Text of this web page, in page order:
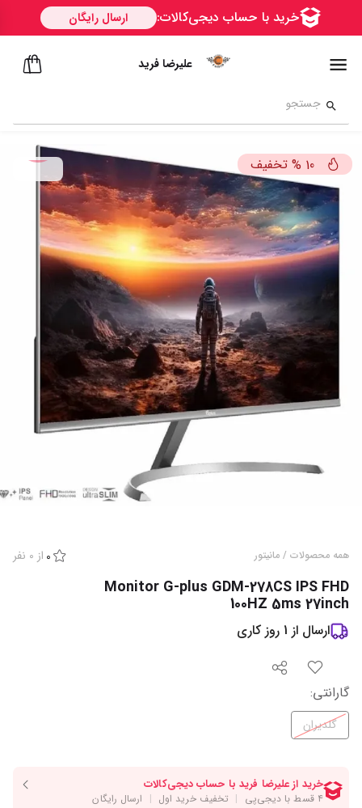
علیرضا فرید
ســــریع
10
% تخفیف
همه محصولات / مانیتور 0 از 0 نفر
Monitor G-plus GDM-278CS IPS FHD
100HZ 5ms 27inch
ارسال از 1 روز کاری
گارانتی‌:
گلدیران